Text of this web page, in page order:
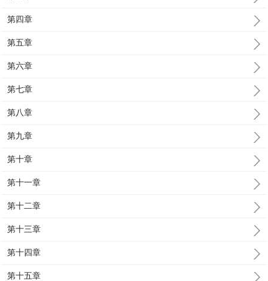
第四章
第五章
第六章
第七章
第八章
第九章
第十章
第十一章
第十二章
第十三章
第十四章
第十五章